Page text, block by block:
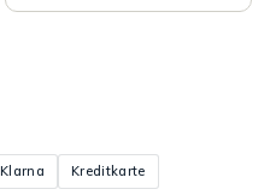
Klarna Kreditkarte